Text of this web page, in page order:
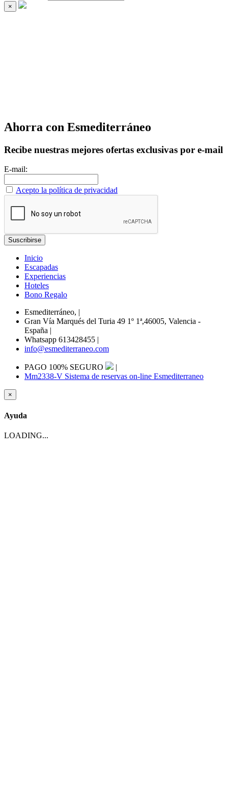
×
Ahorra con Esmediterráneo
Recibe nuestras mejores ofertas exclusivas por e-mail
E-mail:
Acepto la política de privacidad
Inicio
Escapadas
Experiencias
Hoteles
Bono Regalo
Esmediterráneo, |
Gran Vía Marqués del Turia 49 1º 1ª,46005, Valencia -
España |
Whatsapp 613428455 |
info@esmediterraneo.com
PAGO 100% SEGURO
|
Mm2338-V Sistema de reservas on-line Esmediterraneo
×
Ayuda
LOADING...